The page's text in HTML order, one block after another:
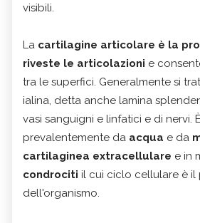
visibili.
La cartilagine articolare è la
riveste le articolazioni e
tra le superfici. Generalmente si
ialina, detta anche lamina
vasi sanguigni e linfatici e di nervi.
prevalentemente da acqua e da
cartilaginea extracellulare e in
condrociti il cui ciclo cellulare è il
dell'organismo.